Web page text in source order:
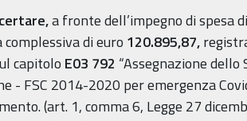
a fronte dell’impegno di spesa
complessiva di euro 120.895,87,
capitolo E03 792 “Assegnazione
- FSC 2014-2020 per emergenza
(art. 1, comma 6, Legge 27